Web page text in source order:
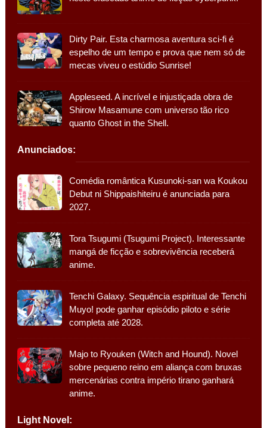
Dirty Pair. Esta charmosa aventura sci-fi é
espelho de um tempo e prova que nem só de
mecas viveu o estúdio Sunrise!
Appleseed. A incrível e injustiçada obra de
Shirow Masamune com universo tão rico
quanto Ghost in the Shell.
Anunciados:
Comédia romântica Kusunoki-san wa Koukou
Debut ni Shippaishiteiru é anunciada para
2027.
Tora Tsugumi (Tsugumi Project). Interessante
mangá de ficção e sobrevivência receberá
anime.
Tenchi Galaxy. Sequência espiritual de Tenchi
Muyo! pode ganhar episódio piloto e série
completa até 2028.
Majo to Ryouken (Witch and Hound). Novel
sobre pequeno reino em aliança com bruxas
mercenárias contra império tirano ganhará
anime.
Light Novel: